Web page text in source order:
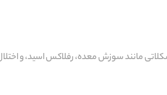
مانند سوزش معده، رفلاکس اسید، و